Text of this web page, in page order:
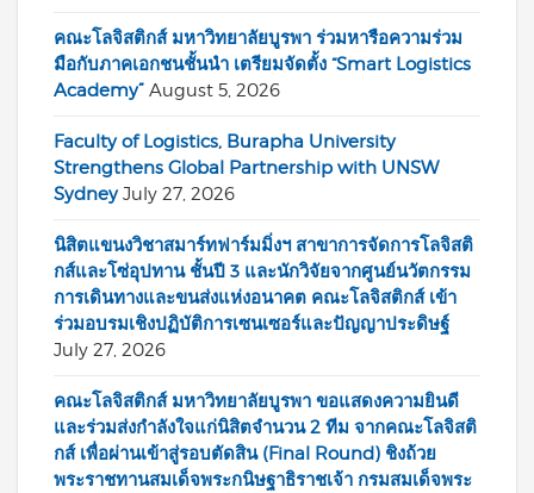
คณะโลจิสติกส์ มหาวิทยาลัยบูรพา ร่วมหารือความร่วม
มือกับภาคเอกชนชั้นนำ เตรียมจัดตั้ง “Smart Logistics
Academy” August 5, 2026
Faculty of Logistics, Burapha University
Strengthens Global Partnership with UNSW
Sydney July 27, 2026
นิสิตแขนงวิชาสมาร์ทฟาร์มมิ่งฯ สาขาการจัดการโลจิสติ
กส์และโซ่อุปทาน ชั้นปี 3 และนักวิจัยจากศูนย์นวัตกรรม
การเดินทางและขนส่งแห่งอนาคต คณะโลจิสติกส์ เข้า
ร่วมอบรมเชิงปฏิบัติการเซนเซอร์และปัญญาประดิษฐ์
July 27, 2026
คณะโลจิสติกส์ มหาวิทยาลัยบูรพา ขอแสดงความยินดี
และร่วมส่งกำลังใจแก่นิสิตจำนวน 2 ทีม จากคณะโลจิสติ
กส์ เพื่อผ่านเข้าสู่รอบตัดสิน (Final Round) ชิงถ้วย
พระราชทานสมเด็จพระกนิษฐาธิราชเจ้า กรมสมเด็จพระ